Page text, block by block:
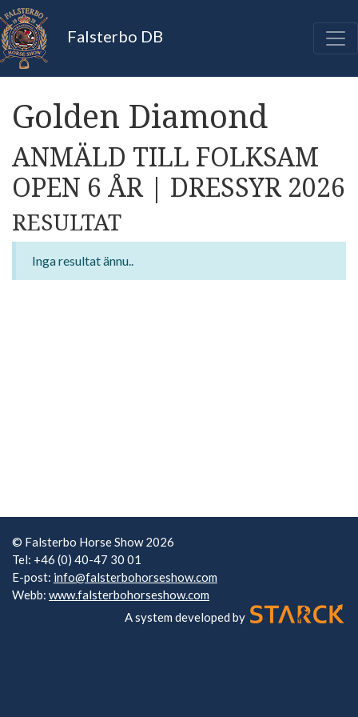
Falsterbo DB
Golden Diamond
ANMÄLD TILL FOLKSAM
OPEN 6 ÅR | DRESSYR 2026
RESULTAT
Inga resultat ännu..
© Falsterbo Horse Show 2026
Tel: +46 (0) 40-47 30 01
E-post: info@falsterbohorseshow.com
Webb: www.falsterbohorseshow.com
A system developed by